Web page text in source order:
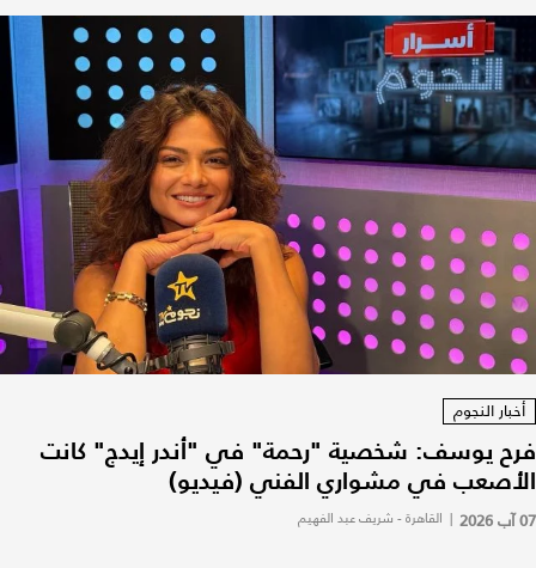
أخبار النجوم
فرح يوسف: شخصية "رحمة" في "أندر إيدج" كانت
الأصعب في مشواري الفني (فيديو)
07 آب 2026 | القاهرة - شريف عبد الفهيم